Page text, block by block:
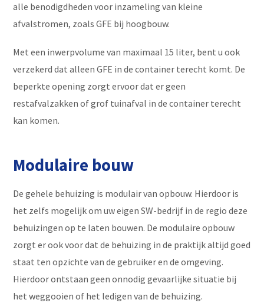
alle benodigdheden voor inzameling van kleine
afvalstromen, zoals GFE bij hoogbouw.
Met een inwerpvolume van maximaal 15 liter, bent u ook
verzekerd dat alleen GFE in de container terecht komt. De
beperkte opening zorgt ervoor dat er geen
restafvalzakken of grof tuinafval in de container terecht
kan komen.
Modulaire bouw
De gehele behuizing is modulair van opbouw. Hierdoor is
het zelfs mogelijk om uw eigen SW-bedrijf in de regio deze
behuizingen op te laten bouwen. De modulaire opbouw
zorgt er ook voor dat de behuizing in de praktijk altijd goed
staat ten opzichte van de gebruiker en de omgeving.
Hierdoor ontstaan geen onnodig gevaarlijke situatie bij
het weggooien of het ledigen van de behuizing.